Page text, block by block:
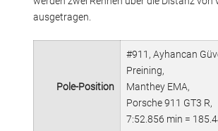
ausgetragen.
Pole-Position
#911, Ayhancan
Preining,
Manthey EMA,
Porsche 911 GT3 R,
7:52.856 min =